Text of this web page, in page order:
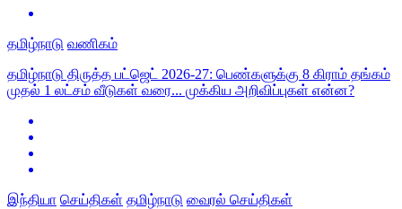
தமிழ்நாடு வணிகம்
தமிழ்நாடு திருத்த பட்ஜெட் 2026-27: பெண்களுக்கு 8 கிராம் தங்கம்
முதல் 1 லட்சம் வீடுகள் வரை... முக்கிய அறிவிப்புகள் என்ன?
இந்தியா செய்திகள் தமிழ்நாடு வைரல் செய்திகள்